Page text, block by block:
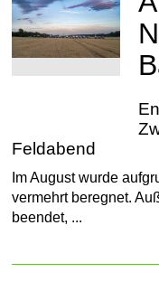
Feldabend
Im August wurde
vermehrt beregnet.
beendet, ...